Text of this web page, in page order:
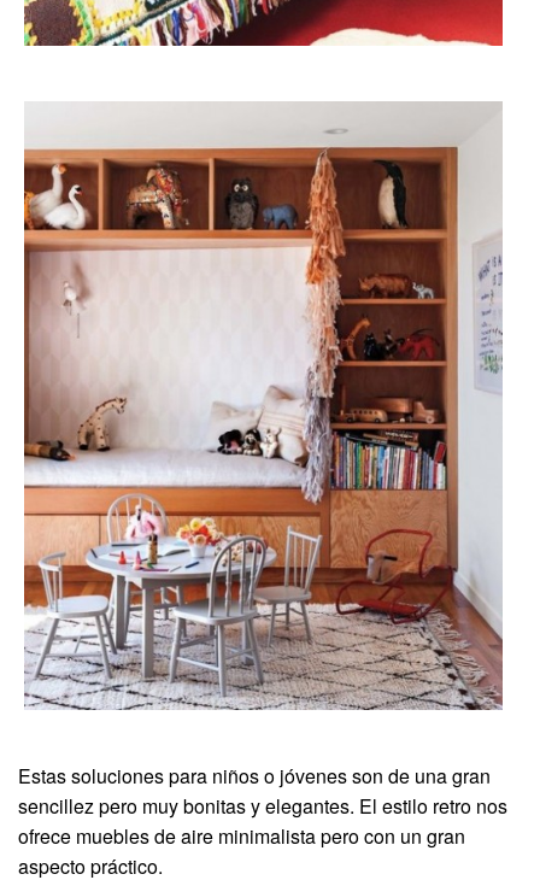
Estas soluciones para niños o jóvenes son de una gran
sencillez pero muy bonitas y elegantes. El estilo retro nos
ofrece muebles de aire minimalista pero con un gran
aspecto práctico.